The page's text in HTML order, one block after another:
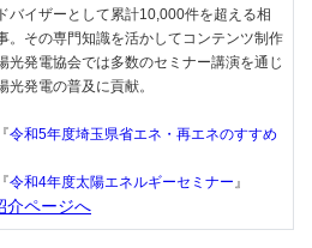
バイザーとして累計10,000件を超える相
。その専門知識を活かしてコンテンツ制作
光発電協会では多数のセミナー講演を通じ
光発電の普及に貢献。
令和5年度埼玉県省エネ・再エネのすすめ
令和4年度太陽エネルギーセミナー 』
ページへ